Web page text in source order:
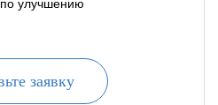
улучшению
заявку